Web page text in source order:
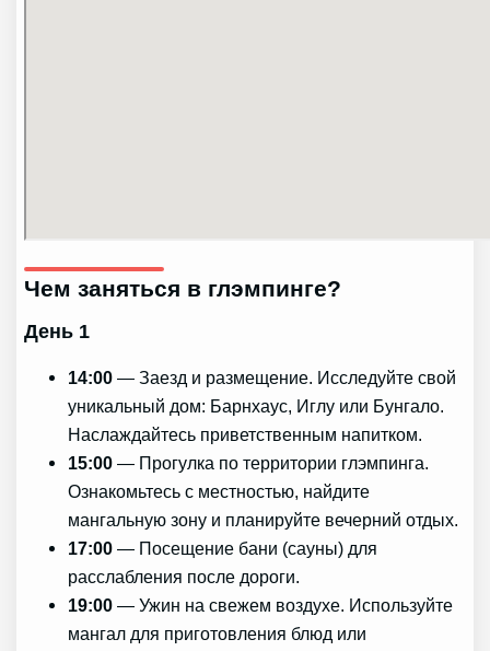
Чем заняться в глэмпинге?
День 1
14:00 — Заезд и размещение. Исследуйте свой
уникальный дом: Барнхаус, Иглу или Бунгало.
Наслаждайтесь приветственным напитком.
15:00 — Прогулка по территории глэмпинга.
Ознакомьтесь с местностью, найдите
мангальную зону и планируйте вечерний отдых.
17:00 — Посещение бани (сауны) для
расслабления после дороги.
19:00 — Ужин на свежем воздухе. Используйте
мангал для приготовления блюд или